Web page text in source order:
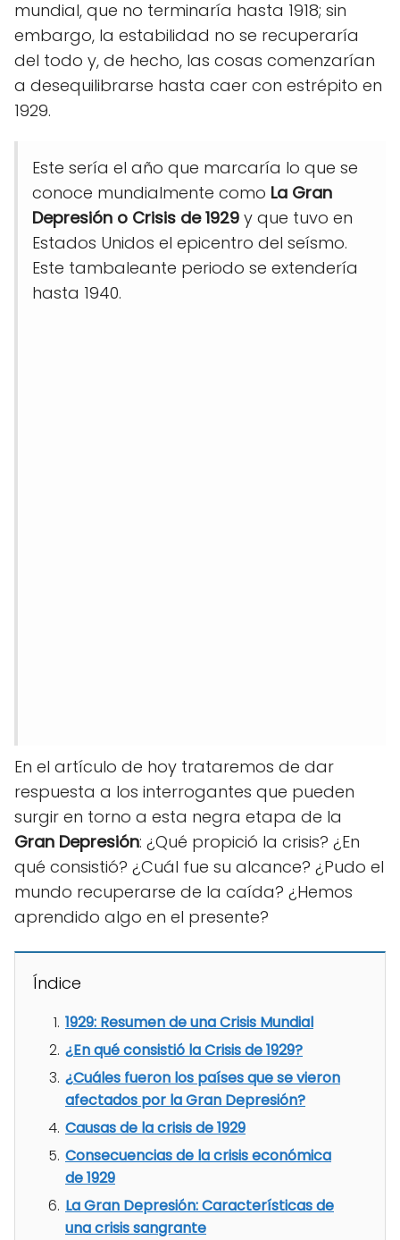
mundial, que no terminaría hasta 1918; sin
embargo, la estabilidad no se recuperaría
del todo y, de hecho, las cosas comenzarían
a desequilibrarse hasta caer con estrépito en
1929.
Este sería el año que marcaría lo que se
conoce mundialmente como La Gran
Depresión o Crisis de 1929 y que tuvo en
Estados Unidos el epicentro del seísmo.
Este tambaleante periodo se extendería
hasta 1940.
En el artículo de hoy trataremos de dar
respuesta a los interrogantes que pueden
surgir en torno a esta negra etapa de la
Gran Depresión: ¿Qué propició la crisis? ¿En
qué consistió? ¿Cuál fue su alcance? ¿Pudo el
mundo recuperarse de la caída? ¿Hemos
aprendido algo en el presente?
Índice
1929: Resumen de una Crisis Mundial
¿En qué consistió la Crisis de 1929?
¿Cuáles fueron los países que se vieron
afectados por la Gran Depresión?
Causas de la crisis de 1929
Consecuencias de la crisis económica
de 1929
La Gran Depresión: Características de
una crisis sangrante